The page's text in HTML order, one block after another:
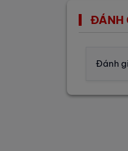
ĐÁNH
Đánh